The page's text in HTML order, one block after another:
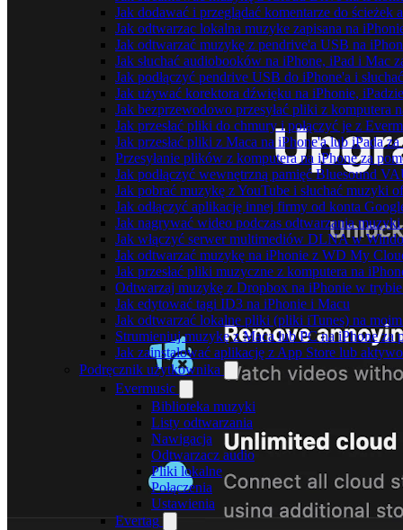
Jak dodawać i przeglądać komentarze do
Jak odtwarzac lokalna muzyke zapisana na
Jak odtwarzać muzykę z pendrive'a USB na
Jak słuchać audiobooków na iPhone, iPad i Mac
Jak podłączyć pendrive USB do iPhone'a i
Jak używać korektora dźwięku na iPhonie,
Jak bezprzewodowo przesyłać pliki z komputera
Jak przesłać pliki do chmury i połączyć je z
Jak przesłać pliki z Maca na iPhone'a lub iPada
Przesyłanie plików z komputera na iPhone za
Jak podłączyć wewnętrzną pamięć Bluesound
Jak pobrać muzykę z YouTube i słuchać muzyki
Jak odłączyć aplikację innej firmy od konta
Jak nagrywać wideo podczas odtwarzania
Jak włączyć serwer multimediów DLNA w
Jak odtwarzać muzykę na iPhonie z WD My
Jak przesłać pliki muzyczne z komputera na
Odtwarzaj muzykę z Dropbox na iPhonie w
Jak edytować tagi ID3 na iPhonie i Macu
Jak odtwarzać lokalne pliki (pliki iTunes) na
Strumieniuj muzykę z Maca lub PC na iPhone za
Jak zainstalować aplikację z App Store lub
Podręcznik użytkownika
Evermusic
Biblioteka muzyki
Listy odtwarzania
Nawigacja
Odtwarzacz audio
Pliki lokalne
Połączenia
Ustawienia
Evertag